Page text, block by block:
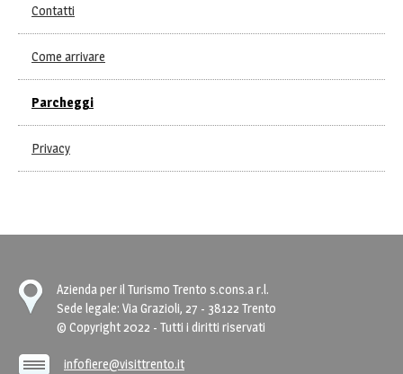
Contatti
Come arrivare
Parcheggi
Privacy
Azienda per il Turismo Trento s.cons.a r.l.
Sede legale: Via Grazioli, 27 - 38122 Trento
© Copyright 2022 - Tutti i diritti riservati
infofiere@visittrento.it